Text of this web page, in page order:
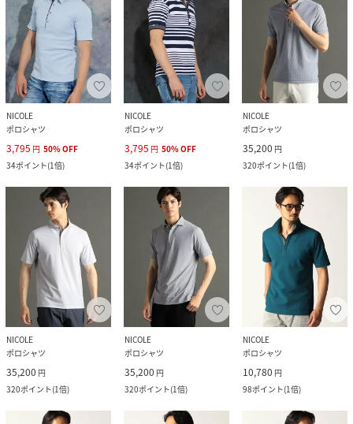
NICOLE
ポロシャツ
3,795 円 50%OFF
34ポイント(1倍)
NICOLE
ポロシャツ
3,795 円 50%OFF
34ポイント(1倍)
NICOLE
ポロシャツ
35,200 円
320ポイント(1倍)
NICOLE
ポロシャツ
35,200 円
320ポイント(1倍)
NICOLE
ポロシャツ
35,200 円
320ポイント(1倍)
NICOLE
ポロシャツ
10,780 円
98ポイント(1倍)